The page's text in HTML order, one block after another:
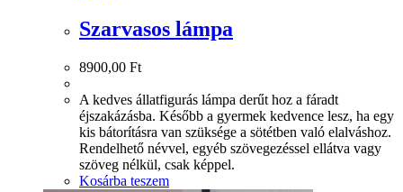
Szarvasos lámpa
8900,00 Ft
A kedves állatfigurás lámpa derűt hoz a fáradt
éjszakázásba. Később a gyermek kedvence lesz, ha egy
kis bátorításra van szüksége a sötétben való elalváshoz.
Rendelhető névvel, egyéb szövegezéssel ellátva vagy
szöveg nélkül, csak képpel.
Kosárba teszem